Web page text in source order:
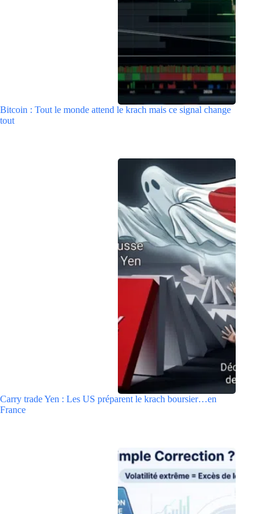
Bitcoin : Tout le monde attend le krach mais ce signal change
tout
Carry trade Yen : Les US préparent le krach boursier…en
France